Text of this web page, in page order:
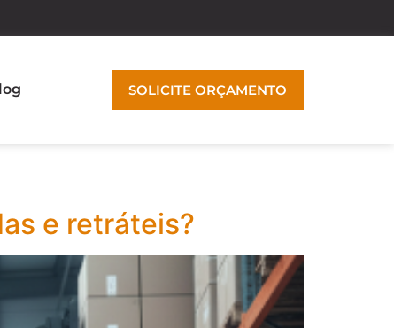
SOLICITE ORÇAMENTO
e retráteis?